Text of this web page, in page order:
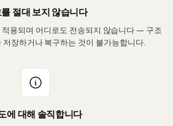
절대 보지 않습니다
용되며 어디로도 전송되지 않습니다 — 구조
장하거나 복구하는 것이 불가능합니다.
에 대해 솔직합니다